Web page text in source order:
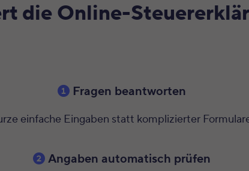
die Online-
Fragen beantworten
einfache Eingaben statt komplizierter
Angaben automatisch prüfen